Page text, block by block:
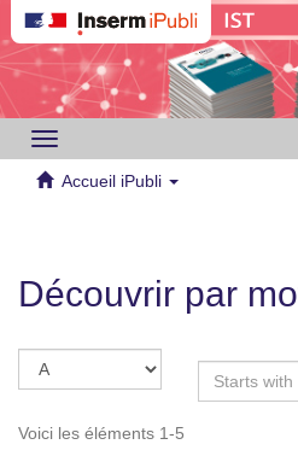
Toggle
navigation
Accueil iPubli
Découvrir par
Voici les éléments 1-5